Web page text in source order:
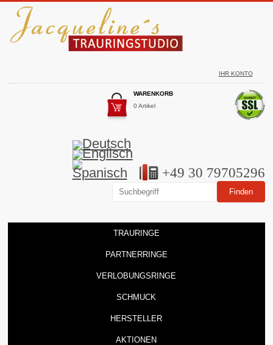
IHR KONTO
WARENKORB
0 Artikel
+49 30 79705296
TRAURINGE
PARTNERRINGE
VERLOBUNGSRINGE
SCHMUCK
HERSTELLER
AKTIONEN